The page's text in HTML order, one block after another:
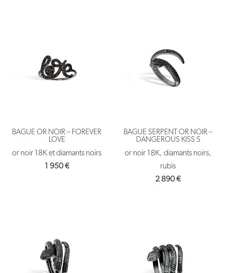
BAGUE OR NOIR – FOREVER
LOVE
or noir 18K et diamants noirs
1 950€
BAGUE SERPENT OR NOIR –
DANGEROUS KISS S
or noir 18K, diamants noirs,
rubis
2 890€